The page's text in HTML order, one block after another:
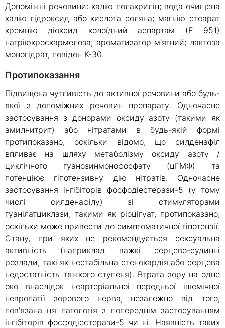
Допоміжні речовини: калію полакрилін; вода очищена
калію гідроксид або кислота соляна; магнію стеарат
кремнію діоксид колоїдний аспартам (Е 951)
натріюкроскармелоза; ароматизатор м'ятний; лактоза
моногідрат, повідон К-30.
Протипоказання
Підвищена чутливість до активної речовини або будь-
якої з допоміжних речовин препарату. Одночасне
застосування з донорами оксиду азоту (такими як
амилнитрит) або нітратами в будь-якій формі
протипоказано, оскільки відомо, що силденафіл
впливає на шляху метаболізму оксиду азоту /
циклічного гуанозинмонофосфату (цГМФ) та
потенціює гіпотензивну дію нітратів. Одночасне
застосування інгібіторів фосфодіестерази-5 (у тому
числі силденафілу) зі стимуляторами
гуанілатциклази, такими як ріоцігуат, протипоказано,
оскільки може привести до симптоматичної гіпотензії.
Стану, при яких не рекомендується сексуальна
активність (наприклад важкі серцево-судинні
розлади, такі як нестабільна стенокардія або серцева
недостатність тяжкого ступеня). Втрата зору на одне
око внаслідок неартеріальноі передньої ішемічної
невропатії зорового нерва, незалежно від того,
пов'язана ця патологія з попереднім застосуванням
інгібіторів фосфодіестерази-5 чи ні. Наявність таких